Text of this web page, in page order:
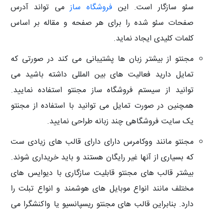
سئو سازگار است. این فروشگاه سازمی تواند آدرس
صفحات سئو شده را برای هر صفحه و مقاله بر اساس
کلمات کلیدی ایجاد نماید.
مجنتو از بیشتر زبان ها پشتیبانی می کند در صورتی که
تمایل دارید فعالیت های بین المللی داشته باشید می
توانید از سیستم فروشگاه ساز مجنتو استفاده نمایید.
همچنین در صورت تمایل می توانید با استفاده از مجنتو
یک سایت فروشگاهی چند زبانه طراحی نمایید.
مجنتو مانند ووکامرس دارای دارای قالب های زیادی ست
که بسیاری از آنها غیر رایگان هستند و باید خریداری شوند.
بیشتر قالب های مجنتو قابلیت سازگاری با دیوایس های
مختلف مانند انواع موبایل های هوشمند و انواع تبلت را
دارد. بنابراین قالب های مجنتو ریسپانسیو یا واکنشگرا می